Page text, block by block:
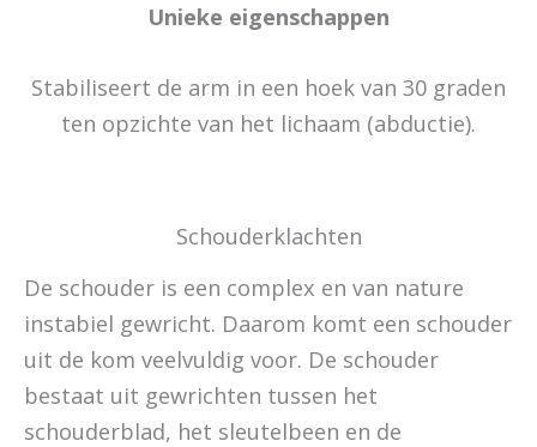
Unieke eigenschappen
Stabiliseert de arm in een hoek van 30 graden
ten opzichte van het lichaam (abductie).
Schouderklachten
De schouder is een complex en van nature
instabiel gewricht. Daarom komt een schouder
uit de kom veelvuldig voor. De schouder
bestaat uit gewrichten tussen het
schouderblad, het sleutelbeen en de